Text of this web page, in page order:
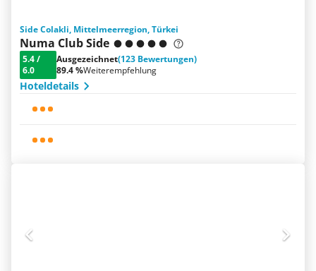
Side Colakli, Mittelmeerregion, Türkei
Numa Club Side
5.4/
6.0
Ausgezeichnet(123 Bewertungen)
89.4 %Weiterempfehlung
Hoteldetails